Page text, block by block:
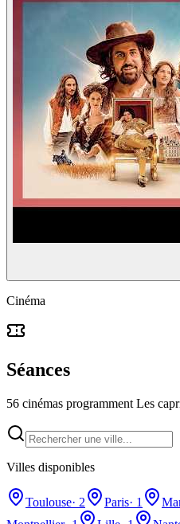
Cinéma
Séances
56 cinémas programment Les
Villes disponibles
Toulouse· 2 Paris· 1